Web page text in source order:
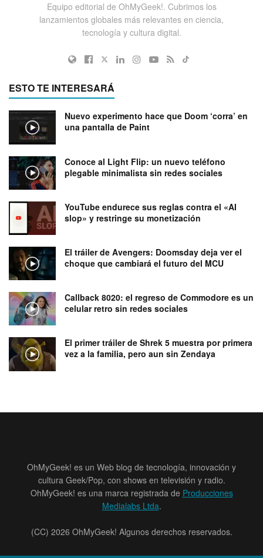
Equipo editorial de OhMyGeek!. Cubrimos los
lanzamientos globales más relevantes en ciencia,
tecnología y cultura digital.
ESTO TE INTERESARÁ
Nuevo experimento hace que Doom ‘corra’ en
una pantalla de Paint
Conoce al Light Flip: un nuevo teléfono
plegable minimalista sin redes sociales
YouTube endurece sus reglas contra el «AI
slop» y restringe su monetización
El tráiler de Avengers: Doomsday deja ver el
choque que cambiará el futuro del MCU
Callback 8020: el regreso de Commodore es un
celular retro sin redes sociales
El primer tráiler de Shrek 5 muestra por primera
vez a la familia, pero aun sin Zendaya
OhMyGeek! es un Web blog de tecnología, innovación y
cultura Geek/Pop, con shows en televisión y radio.
OhMyGeek! es una marca registrada de Producciones
Medialabs Ltda.
(CC) 2026 OhMyGeek! Algunos derechos reservados.